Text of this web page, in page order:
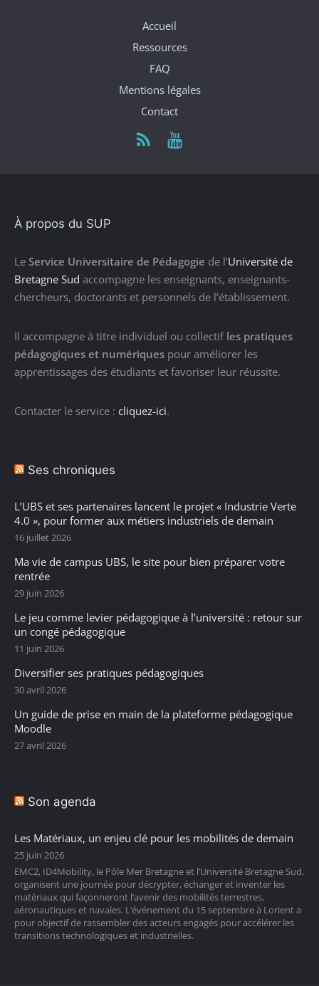
Accueil
Ressources
FAQ
Mentions légales
Contact
À propos du SUP
Le Service Universitaire de Pédagogie de l’Université de
Bretagne Sud accompagne les enseignants, enseignants-
chercheurs, doctorants et personnels de l’établissement.
Il accompagne à titre individuel ou collectif les pratiques
pédagogiques et numériques pour améliorer les
apprentissages des étudiants et favoriser leur réussite.
Contacter le service : cliquez-ici.
Ses chroniques
L’UBS et ses partenaires lancent le projet « Industrie Verte
4.0 », pour former aux métiers industriels de demain
16 juillet 2026
Ma vie de campus UBS, le site pour bien préparer votre
rentrée
29 juin 2026
Le jeu comme levier pédagogique à l’université : retour sur
un congé pédagogique
11 juin 2026
Diversifier ses pratiques pédagogiques
30 avril 2026
Un guide de prise en main de la plateforme pédagogique
Moodle
27 avril 2026
Son agenda
Les Matériaux, un enjeu clé pour les mobilités de demain
25 juin 2026
EMC2, ID4Mobility, le Pôle Mer Bretagne et l’Université Bretagne Sud,
organisent une journée pour décrypter, échanger et inventer les
matériaux qui façonneront l’avenir des mobilités terrestres,
aéronautiques et navales. L’événement du 15 septembre à Lorient a
pour objectif de rassembler des acteurs engagés pour accélérer les
transitions technologiques et industrielles.